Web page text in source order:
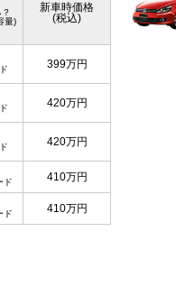
量)
新車時価格
(税込)
399万円
420万円
420万円
ド 410万円
ド 410万円